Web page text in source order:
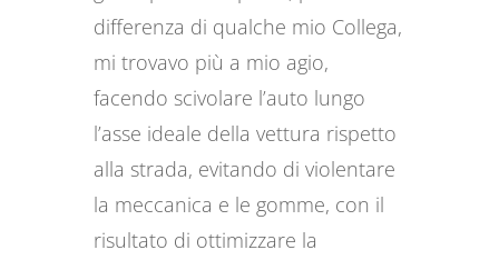
differenza di qualche mio Collega,
mi trovavo più a mio agio,
facendo scivolare l’auto lungo
l’asse ideale della vettura rispetto
alla strada, evitando di violentare
la meccanica e le gomme, con il
risultato di ottimizzare la